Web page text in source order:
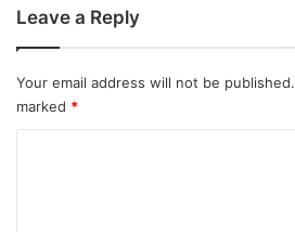
Leave a Reply
Your email address will not be published.
marked *